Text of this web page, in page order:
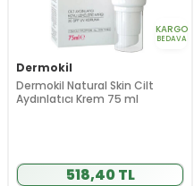
KARGO
BEDAVA
Dermokil
Dermokil Natural Skin Cilt
Aydınlatıcı Krem 75 ml
518,40 TL